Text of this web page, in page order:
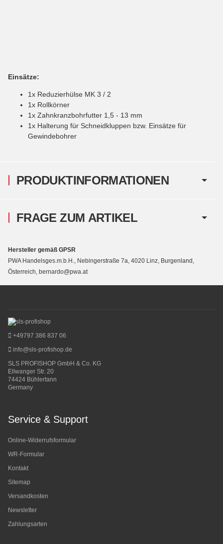
PRODUKTINFORMATIONEN
Einsätze:
1x Reduzierhülse MK 3 / 2
1x Rollkörner
1x Zahnkranzbohrfutter 1,5 - 13 mm
1x Halterung für Schneidkluppen bzw. Einsätze für
Gewindebohrer
FRAGE ZUM ARTIKEL
Hersteller gemäß GPSR
PWA Handelsges.m.b.H., Nebingerstraße 7a, 4020 Linz, Burgenland,
Österreich, bernardo@pwa.at
+49797 386 837 06
info@sls-profishop.de
SLS PROFISHOP GmbH & Co. KG
Ellwanger Str. 20
74424 Bühlertann
Germany
Service & Support
Online-Widerrufsformular
WR-Formular
Kontakt
Sitemap
Versandkosten
Newsletter
Zahlungsarten